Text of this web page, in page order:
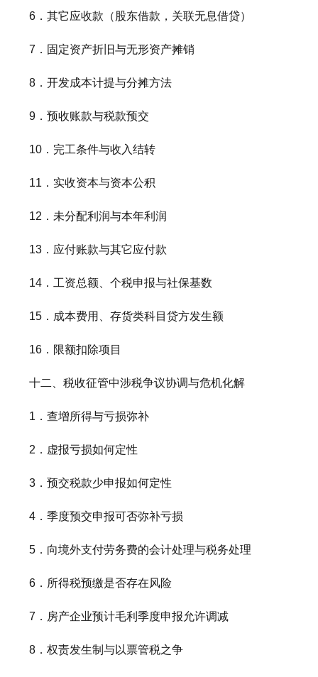
6．其它应收款（股东借款，关联无息借贷）
7．固定资产折旧与无形资产摊销
8．开发成本计提与分摊方法
9．预收账款与税款预交
10．完工条件与收入结转
11．实收资本与资本公积
12．未分配利润与本年利润
13．应付账款与其它应付款
14．工资总额、个税申报与社保基数
15．成本费用、存货类科目贷方发生额
16．限额扣除项目
十二、税收征管中涉税争议协调与危机化解
1．查增所得与亏损弥补
2．虚报亏损如何定性
3．预交税款少申报如何定性
4．季度预交申报可否弥补亏损
5．向境外支付劳务费的会计处理与税务处理
6．所得税预缴是否存在风险
7．房产企业预计毛利季度申报允许调减
8．权责发生制与以票管税之争